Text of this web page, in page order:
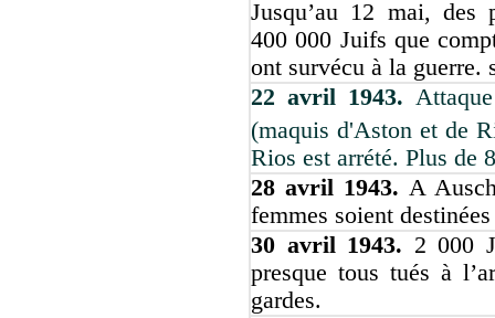
Jusqu’au 12 mai, des
400 000 Juifs que
ont survécu à la guerre.
22 avril 1943.
(maquis d'Aston et de
Rios est arrété. Plus de
28 avril 1943. A
femmes soient
30 avril 1943. 2 000
presque tous tués à
gardes.